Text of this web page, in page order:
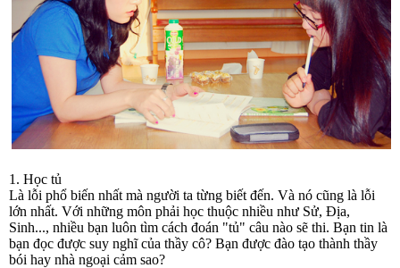
1. Học tủ
Là lỗi phổ biến nhất mà người ta từng biết đến. Và nó cũng là lỗi
lớn nhất. Với những môn phải học thuộc nhiều như Sử, Địa,
Sinh..., nhiều bạn luôn tìm cách đoán "tủ" câu nào sẽ thi. Bạn tin là
bạn đọc được suy nghĩ của thầy cô? Bạn được đào tạo thành thầy
bói hay nhà ngoại cảm sao?